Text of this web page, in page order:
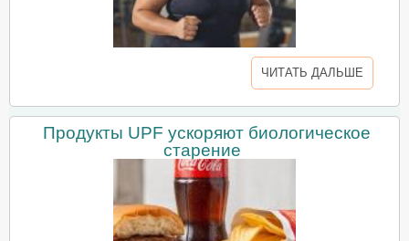
ЧИТАТЬ ДАЛЬШЕ
Продукты UPF ускоряют биологическое
старение